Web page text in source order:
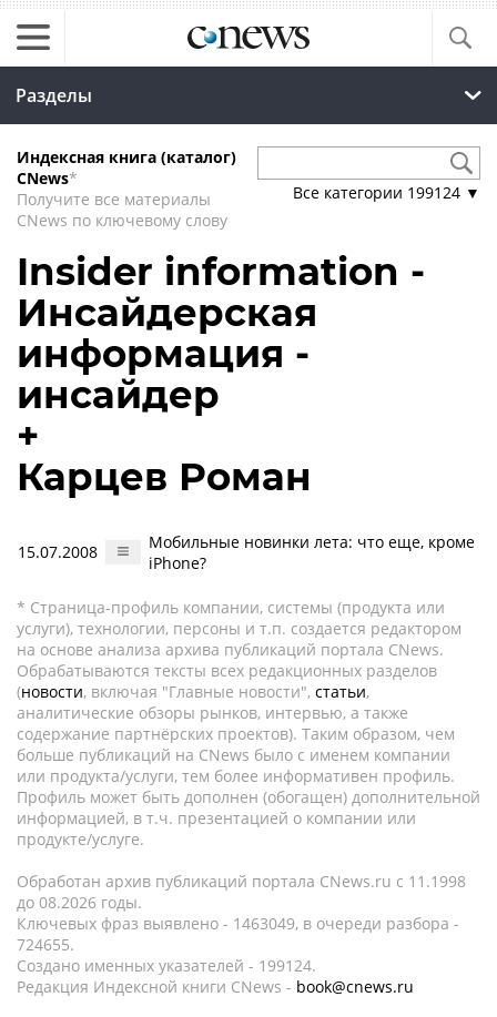
Разделы
Индексная книга (каталог)
CNews*
Получите все материалы
CNews по ключевому слову
Все категории 199124 ▼
Insider information -
Инсайдерская
информация -
инсайдер
+
Карцев Роман
15.07.2008
Мобильные новинки лета: что еще, кроме
iPhone?
* Страница-профиль компании, системы (продукта или
услуги), технологии, персоны и т.п. создается редактором
на основе анализа архива публикаций портала CNews.
Обрабатываются тексты всех редакционных разделов
(новости, включая "Главные новости", статьи,
аналитические обзоры рынков, интервью, а также
содержание партнёрских проектов). Таким образом, чем
больше публикаций на CNews было с именем компании
или продукта/услуги, тем более информативен профиль.
Профиль может быть дополнен (обогащен) дополнительной
информацией, в т.ч. презентацией о компании или
продукте/услуге.
Обработан архив публикаций портала CNews.ru c 11.1998
до 08.2026 годы.
Ключевых фраз выявлено - 1463049, в очереди разбора -
724655.
Создано именных указателей - 199124.
Редакция Индексной книги CNews - book@cnews.ru